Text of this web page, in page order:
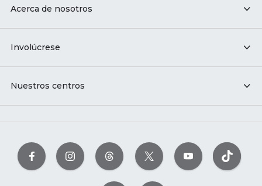
Acerca de nosotros
Involúcrese
Nuestros centros